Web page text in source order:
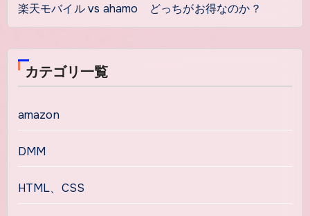
楽天モバイル vs ahamo どっちがお得なのか？
カテゴリ一覧
amazon
DMM
HTML、CSS